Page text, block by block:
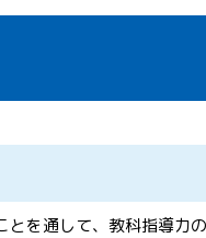
を通して、教科指導力の